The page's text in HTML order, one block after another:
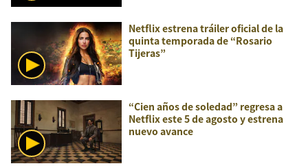
Netflix estrena tráiler oficial de la
quinta temporada de “Rosario
Tijeras”
“Cien años de soledad” regresa a
Netflix este 5 de agosto y estrena
nuevo avance